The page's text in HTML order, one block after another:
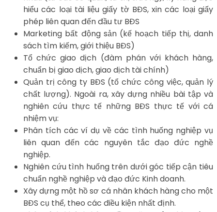
hiểu các loại tài liệu giấy tờ BĐS, xin các loại giấy
phép liên quan đến đầu tư BĐS
Marketing bất động sản (kế hoạch tiếp thị, danh
sách tìm kiếm, giới thiệu BĐS)
Tổ chức giao dịch (đàm phán với khách hàng,
chuẩn bị giao dịch, giao dịch tài chính)
Quản trị công ty BĐS (tổ chức công việc, quản lý
chất lượng). Ngoài ra, xây dựng nhiều bài tập và
nghiên cứu thực tế những BĐS thực tế với cá
nhiệm vụ:
Phân tích các ví dụ về các tình huống nghiệp vụ
liên quan đến các nguyên tắc đạo đức nghề
nghiệp.
Nghiên cứu tình huống trên dưới góc tiếp cận tiêu
chuẩn nghề nghiệp và đạo đức Kinh doanh.
Xây dựng một hồ sơ cá nhân khách hàng cho một
BĐS cụ thể, theo các điều kiện nhất định.